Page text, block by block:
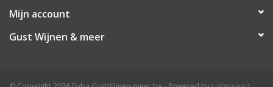
Mijn account
Gust Wijnen & meer